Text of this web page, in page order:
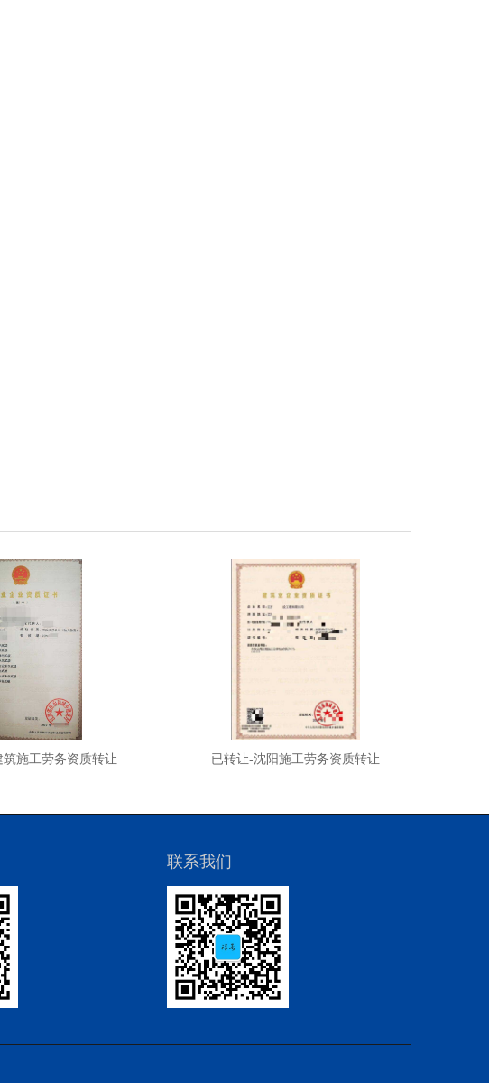
施工劳务资质转让 已转让-沈阳施工劳务资质转让
联系我们